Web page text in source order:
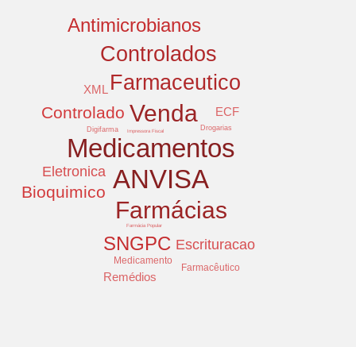
Medicamentos
ANVISA
Venda
Farmácias
Farmaceutico
Controlados
SNGPC
Antimicrobianos
Controlado
Bioquimico
Eletronica
Escrituracao
XML
ECF
Remédios
Medicamento
Farmacêutico
Digifarma Drogarias
Farmácia Popular
Impressora Fiscal